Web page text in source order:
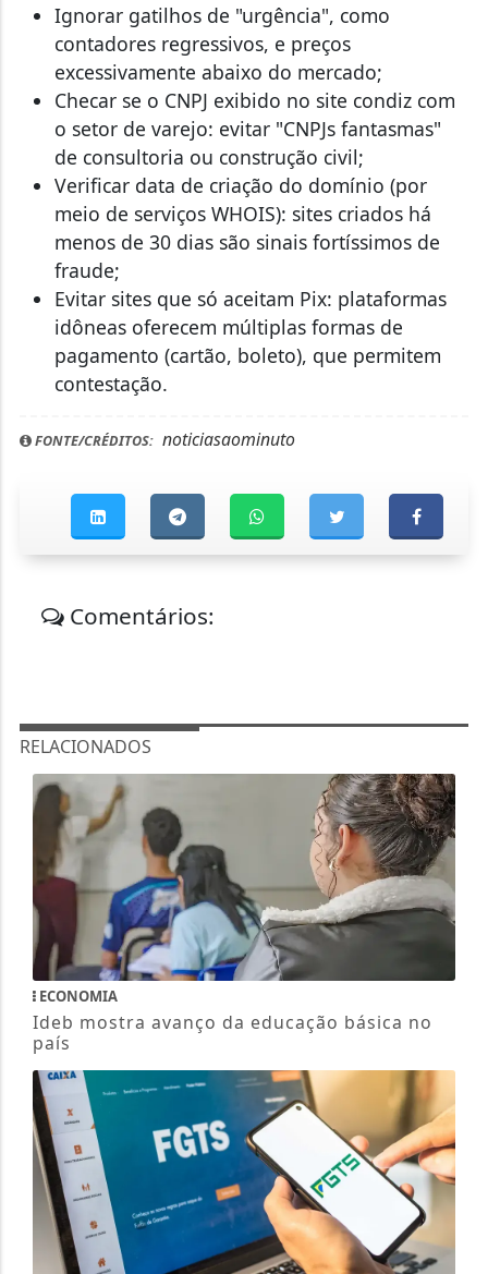
Ignorar gatilhos de "urgência", como
contadores regressivos, e preços
excessivamente abaixo do mercado;
Checar se o CNPJ exibido no site condiz com
o setor de varejo: evitar "CNPJs fantasmas"
de consultoria ou construção civil;
Verificar data de criação do domínio (por
meio de serviços WHOIS): sites criados há
menos de 30 dias são sinais fortíssimos de
fraude;
Evitar sites que só aceitam Pix: plataformas
idôneas oferecem múltiplas formas de
pagamento (cartão, boleto), que permitem
contestação.
FONTE/CRÉDITOS:noticiasaominuto
Comentários:
RELACIONADOS
ECONOMIA
Ideb mostra avanço da educação básica no
país